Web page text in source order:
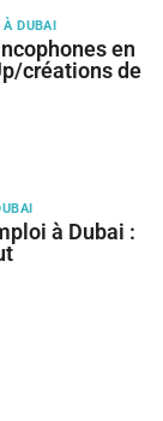
À DUBAI
en
créations de
à Dubai :